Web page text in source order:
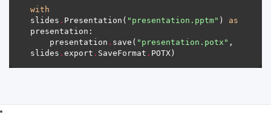
with
slides . Presentation( "presentation.pptm" ) as
    presentation
. save( "presentation.potx" ,
slides . export . SaveFormat .